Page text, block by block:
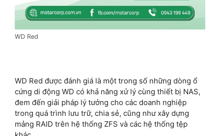
WD Red
WD Red được đánh giá là một trong số những dòng ổ
cứng di động WD có khả năng xử lý cùng thiết bị NAS,
đem đến giải pháp lý tưởng cho các doanh nghiệp
trong quá trình lưu trữ, chia sẻ, cũng như xây dựng
mảng RAID trên hệ thống ZFS và các hệ thống tệp